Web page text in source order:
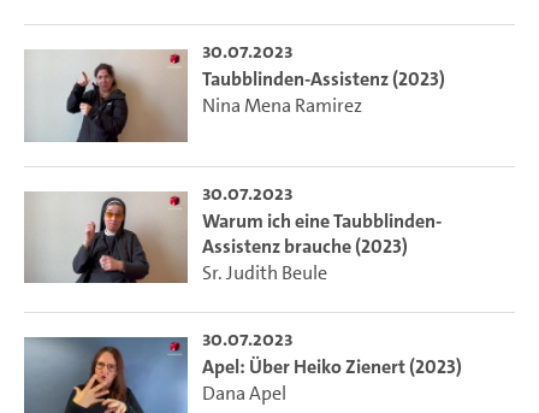
30.07.2023
Taubblinden-Assistenz (2023)
Nina Mena Ramirez
30.07.2023
Warum ich eine Taubblinden-
Assistenz brauche (2023)
Sr. Judith Beule
30.07.2023
Apel: Über Heiko Zienert (2023)
Dana Apel